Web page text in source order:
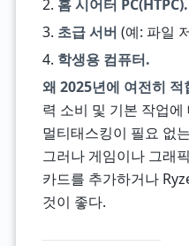
2. 홈 시어터 PC(HTPC).
3. 초급 서버 (예: 파일
4. 학생용 컴퓨터.
왜 2025년에 여전히 적
력 소비 및 기본 작업
멀티태스킹이 필요 없
그러나 게임이나 그래
카드를 추가하거나
것이 좋다.